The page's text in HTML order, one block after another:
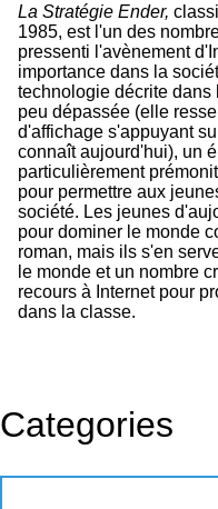
La Stratégie Ender,
1985, est l'un des
pressenti l'avènement
importance dans la
technologie décrite
peu dépassée (elle
d'affichage s'appuyant
connaît aujourd'hui), un
particulièrement
pour permettre aux
société. Les jeunes
pour dominer le monde
roman, mais ils s'en
le monde et un nombre
recours à Internet pour
dans la classe.
Categories